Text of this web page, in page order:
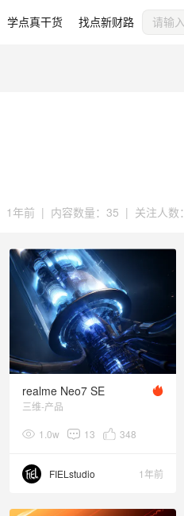
学点真干货 找点新财路
1年前 | 内容数量： 35 | 关注人数：
realme Neo7 SE
三维-产品
1.0w 13 348
FIELstudio 1年前